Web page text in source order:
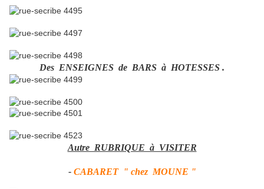
Des ENSEIGNES de BARS à HOTESSES .
Autre RUBRIQUE à VISITER
- CABARET " chez MOUNE "